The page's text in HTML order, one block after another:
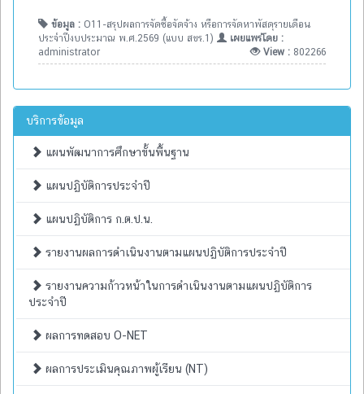
ข้อมูล : O11-สรุปผลการจัดซื้อจัดจ้าง หรือการจัดหาพัสดุรายเดือน
ประจำปีงบประมาณ พ.ศ.2569 (แบบ สขร.1)
เผยแพร่โดย :
administrator
View : 802266
บริการข้อมูล
แผนพัฒนาการศึกษาขั้นพื้นฐาน
แผนปฏิบัติการประจำปี
แผนปฏิบัติการ ก.ต.ป.น.
รายงานผลการดำเนินงานตามแผนปฏิบัติการประจำปี
รายงานความก้าวหน้าในการดำเนินงานตามแผนปฏิบัติการ
ประจำปี
ผลการทดสอบ O-NET
ผลการประเมินคุณภาพผู้เรียน (NT)